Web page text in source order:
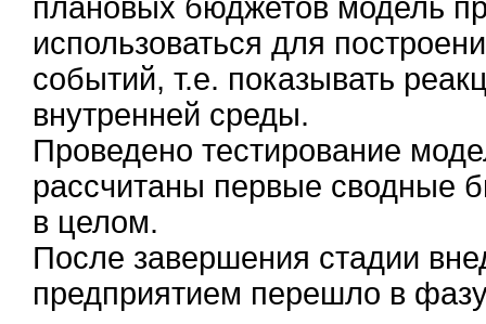
плановых бюджетов модель
использоваться для
событий, т.е. показывать
внутренней среды.
Проведено тестирование
рассчитаны первые сводные
в целом.
После завершения стадии
предприятием перешло в